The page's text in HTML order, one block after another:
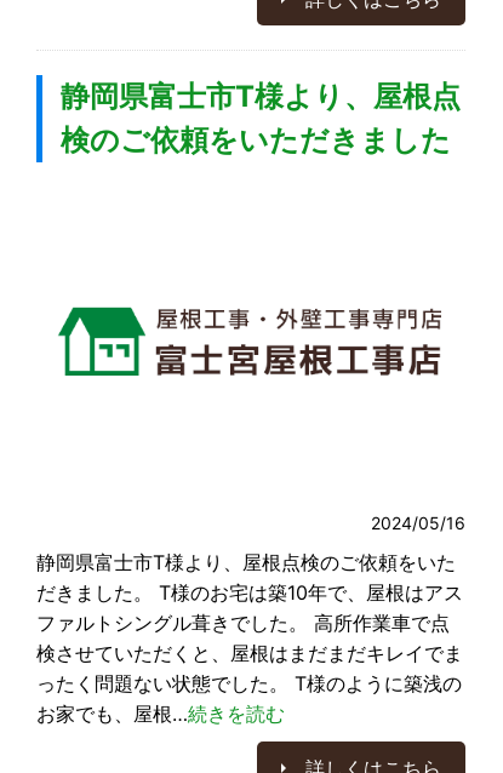
静岡県富士市T様より、屋根点
検のご依頼をいただきました
2024/05/16
静岡県富士市T様より、屋根点検のご依頼をいた
だきました。 T様のお宅は築10年で、屋根はアス
ファルトシングル葺きでした。 高所作業車で点
検させていただくと、屋根はまだまだキレイでま
ったく問題ない状態でした。 T様のように築浅の
お家でも、屋根…続きを読む
詳しくはこちら